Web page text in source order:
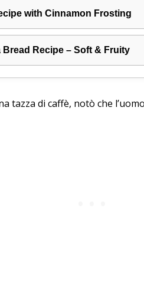
with Cinnamon Frosting
Recipe – Soft & Fruity
tazza di caffè, notò che